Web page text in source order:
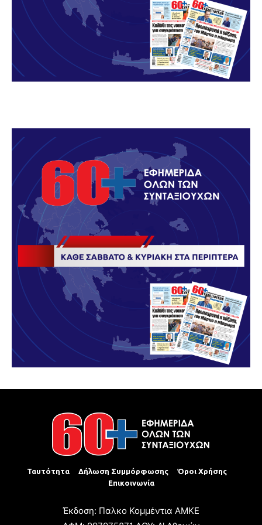
Ταυτότητα Δήλωση Συμμόρφωσης
Όροι Χρήσης
Επικοινωνία
Έκδοση: Παλκο Κομμέντια ΑΜΚΕ